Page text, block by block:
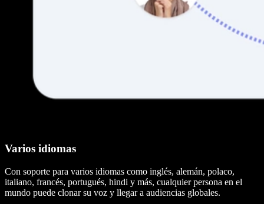
Varios idiomas
Con soporte para varios idiomas como inglés, alemán, polaco,
italiano, francés, portugués, hindi y más, cualquier persona en el
mundo puede clonar su voz y llegar a audiencias globales.